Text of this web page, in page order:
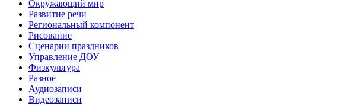
Окружающий мир
Развитие речи
Региональный компонент
Рисование
Сценарии праздников
Управление ДОУ
Физкультура
Разное
Аудиозаписи
Видеозаписи